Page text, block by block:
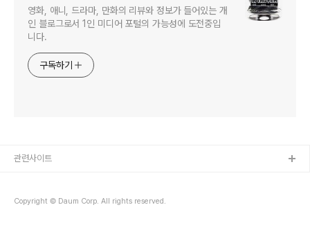
영화, 애니, 드라마, 만화의 리뷰와 정보가 들어있는 개
인 블로그로서 1인 미디어 포털의 가능성에 도전중입
니다.
구독하기
Copyright © Daum Corp. All rights reserved.
관련사이트